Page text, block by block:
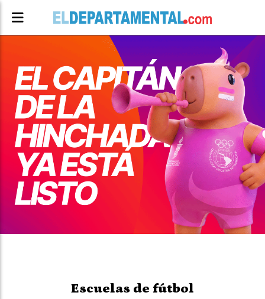
Escuelas de fútbol